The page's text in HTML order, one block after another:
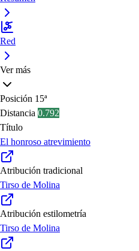
Red
Ver más
Posición 15ª
Distancia 0.792
Título
El honroso atrevimiento
Atribución tradicional
Tirso de Molina
Atribución estilometría
Tirso de Molina